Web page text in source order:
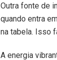
Outra fonte de
quando entra
na tabela. Isso
A energia